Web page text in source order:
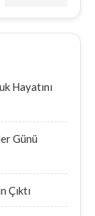
Hayatını
Günü
Çıktı